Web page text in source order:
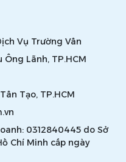
Vụ Trường Vân
Ông Lãnh, TP.HCM
Tạo, TP.HCM
0312840445 do Sở
Chí Minh cấp ngày